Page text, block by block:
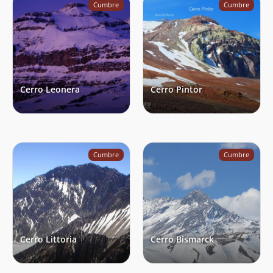
21/01/24
Simón Klesse
Matías Sanhueza
Jan Schilling
20/01/24
Agustin Aquiles Sepúlveda Guzman
20/01/24
Francisco Quijada Fehrmann
Tamy Veliz
20/01/24
Rossman Larez
13/01/24
Roberto Stekel
Rodrigo Jasen
Francisco Brinkmann
12/01/24
Joaquín Márquez
03/01/24 Edgardo Alexis Balboa
01/01/24 Cristian Aros Gamboa
Cumbre
Cerro Leonera
Cumbre
Cerro Pintor
Cumbre
Cerro Littoria
Cumbre
Cerro Bismarck